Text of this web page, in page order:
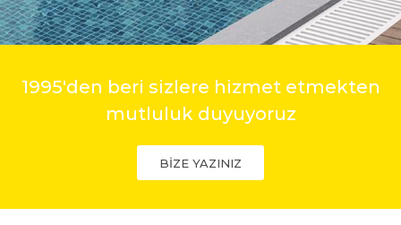
1995'den beri sizlere hizmet etmekten
mutluluk duyuyoruz
BİZE YAZINIZ